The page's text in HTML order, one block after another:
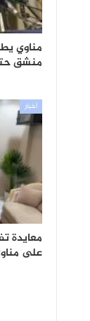
مناوي
منشق
أخبار
معايدة
على